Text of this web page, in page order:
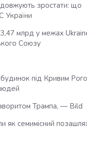
зростати: що
України
млрд у межах
Союзу
під Кривим
Трампа, — Bild
як семимісний